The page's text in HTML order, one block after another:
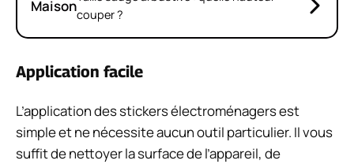
Maisoncouper ?
Application facile
L’application des stickers électroménagers est
simple et ne nécessite aucun outil particulier. Il vous
suffit de nettoyer la surface de l’appareil, de